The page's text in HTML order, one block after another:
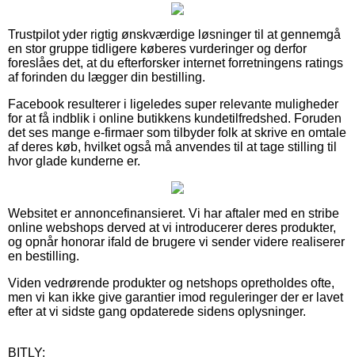
Trustpilot yder rigtig ønskværdige løsninger til at gennemgå
en stor gruppe tidligere køberes vurderinger og derfor
foreslåes det, at du efterforsker internet forretningens ratings
af forinden du lægger din bestilling.
Facebook resulterer i ligeledes super relevante muligheder
for at få indblik i online butikkens kundetilfredshed. Foruden
det ses mange e-firmaer som tilbyder folk at skrive en omtale
af deres køb, hvilket også må anvendes til at tage stilling til
hvor glade kunderne er.
Websitet er annoncefinansieret. Vi har aftaler med en stribe
online webshops derved at vi introducerer deres produkter,
og opnår honorar ifald de brugere vi sender videre realiserer
en bestilling.
Viden vedrørende produkter og netshops opretholdes ofte,
men vi kan ikke give garantier imod reguleringer der er lavet
efter at vi sidste gang opdaterede sidens oplysninger.
BITLY: